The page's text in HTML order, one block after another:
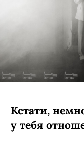
Кстати,
у тебя